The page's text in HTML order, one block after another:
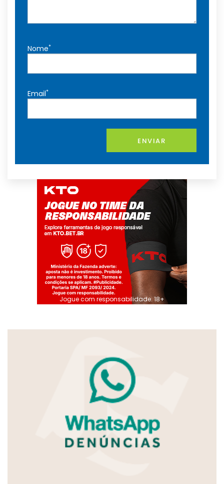
Nome*
Email*
ENVIAR
Jogue com responsabilidade. 18+